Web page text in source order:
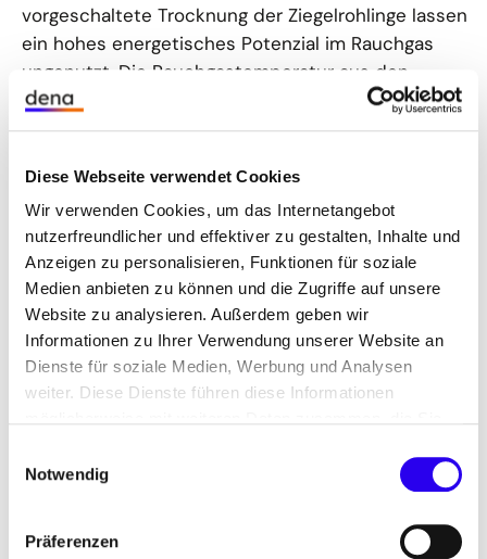
Diese Webseite verwendet Cookies
Wir verwenden Cookies, um das Internetangebot
nutzerfreundlicher und effektiver zu gestalten, Inhalte und
Anzeigen zu personalisieren, Funktionen für soziale
Medien anbieten zu können und die Zugriffe auf unsere
Website zu analysieren. Außerdem geben wir
Informationen zu Ihrer Verwendung unserer Website an
Dienste für soziale Medien, Werbung und Analysen
weiter. Diese Dienste führen diese Informationen
Nutzung der Dienste gesammelt haben.
Notwendig
Präferenzen
vorgeschaltete Trocknung der Ziegelrohlinge lassen
ein hohes energetisches Potenzial im Rauchgas
ungenutzt. Die Rauchgastemperatur aus den
Ofenabsaugungen der Ziegelbrennofenrauchgase
beträgt im Mittel 450 °C und weist nach dem
und ungenutzte Temperatur von ca. 300 °C auf.
Absolute
Energieeinsparung:
7.300 MWh/a Erdgas
Zunahme: 530 MWh/a Strom
(durch zusätzlichen
Rauchgasventilator)
Relative
Energieeinsparung:
30 % (Standort)
Förderung:
Energieeffizienzprogramm-